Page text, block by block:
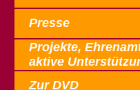
Presse
Projekte,
aktive
Zur DVD